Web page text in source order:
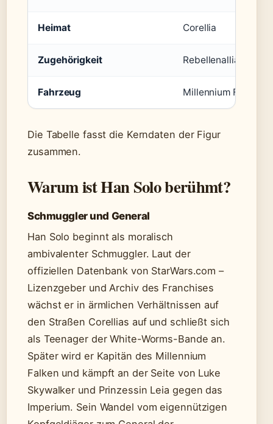
Heimat Corellia
Zugehörigkeit Rebellenallianz,
Fahrzeug Millennium Falke
Die Tabelle fasst die Kerndaten der Figur
zusammen.
Warum ist Han Solo berühmt?
Schmuggler und General
Han Solo beginnt als moralisch
ambivalenter Schmuggler. Laut der
offiziellen Datenbank von StarWars.com –
Lizenzgeber und Archiv des Franchises
wächst er in ärmlichen Verhältnissen auf
den Straßen Corellias auf und schließt sich
als Teenager der White-Worms-Bande an.
Später wird er Kapitän des Millennium
Falken und kämpft an der Seite von Luke
Skywalker und Prinzessin Leia gegen das
Imperium. Sein Wandel vom eigennützigen